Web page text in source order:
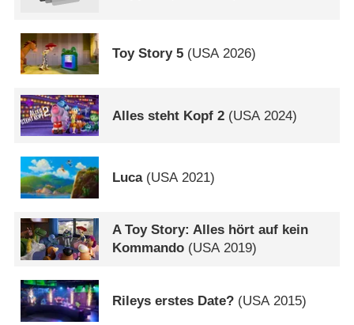
Toy Story 5 (USA2026)
Alles steht Kopf 2 (USA 2024)
Luca(USA 2021)
A Toy Story: Alles hört auf kein
Kommando (USA2019)
Rileys erstes Date? (USA2015)